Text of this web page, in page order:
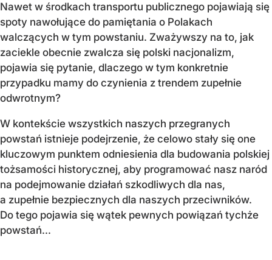
Nawet w środkach transportu publicznego pojawiają się
spoty nawołujące do pamiętania o Polakach
walczących w tym powstaniu. Zważywszy na to, jak
zaciekle obecnie zwalcza się polski nacjonalizm,
pojawia się pytanie, dlaczego w tym konkretnie
przypadku mamy do czynienia z trendem zupełnie
odwrotnym?
W kontekście wszystkich naszych przegranych
powstań istnieje podejrzenie, że celowo stały się one
kluczowym punktem odniesienia dla budowania polskiej
tożsamości historycznej, aby programować nasz naród
na podejmowanie działań szkodliwych dla nas,
a zupełnie bezpiecznych dla naszych przeciwników.
Do tego pojawia się wątek pewnych powiązań tychże
powstań...